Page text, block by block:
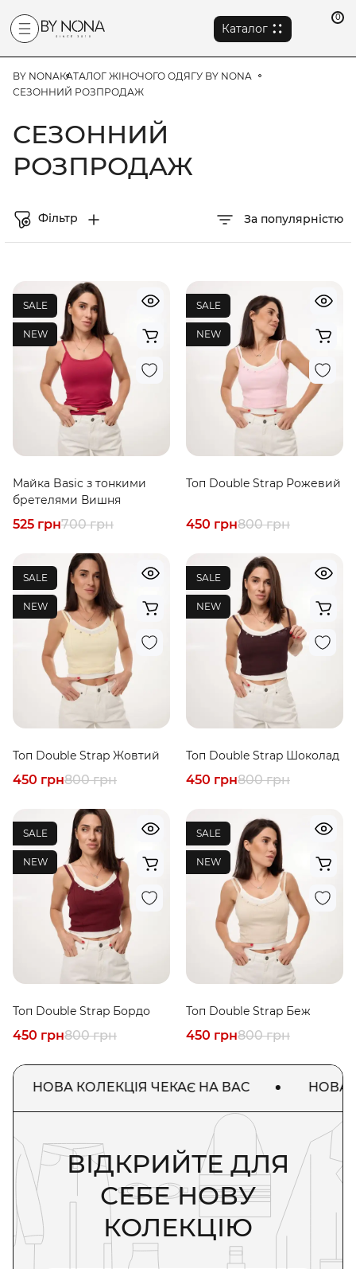
Каталог
0
BY NONAКАТАЛОГ ЖІНОЧОГО ОДЯГУ BY NONA
СЕЗОННИЙ РОЗПРОДАЖ
СЕЗОННИЙ
РОЗПРОДАЖ
Фільтр За популярністю
SALE
NEW
Майка Basic з тонкими
бретелями Вишня
700 грн
525 грн
SALE
NEW
Топ Double Strap Рожевий
800 грн
450 грн
SALE
NEW
Топ Double Strap Жовтий
800 грн
450 грн
SALE
NEW
Топ Double Strap Шоколад
800 грн
450 грн
SALE
NEW
Топ Double Strap Бордо
800 грн
450 грн
SALE
NEW
Топ Double Strap Беж
800 грн
450 грн
НОВА КОЛЕКЦІЯ ЧЕКАЄ НА ВАС НОВА
ВІДКРИЙТЕ ДЛЯ
СЕБЕ НОВУ
КОЛЕКЦІЮ